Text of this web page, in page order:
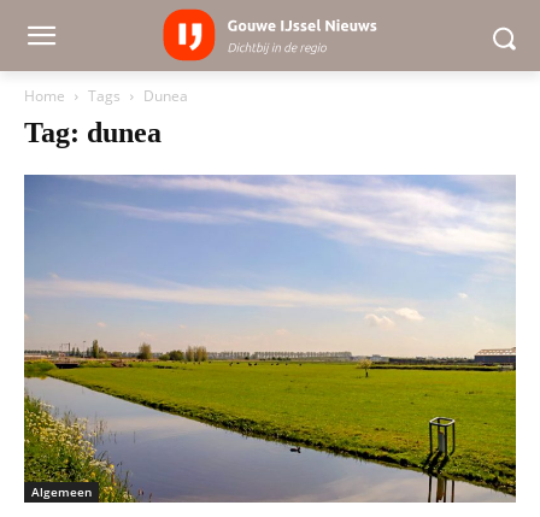
Home Tags Dunea
Tag: dunea
Algemeen